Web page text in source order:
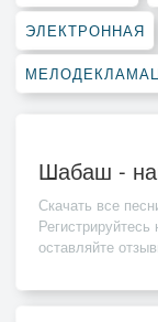
ЭЛЕКТРОННАЯ
Шабаш -
Скачать все
оставляйте